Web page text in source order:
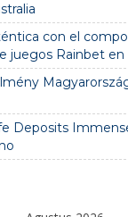
con el
juegos Rainbet en
Deposits